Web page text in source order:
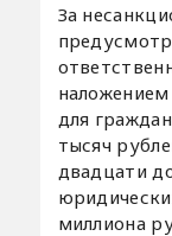
За
для
тысяч
двадцати
миллиона